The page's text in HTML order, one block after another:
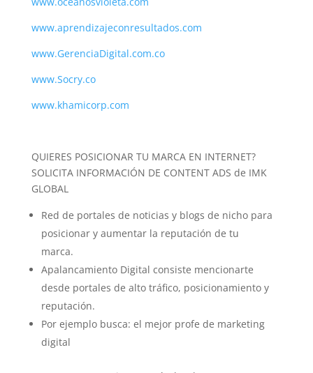
www.aprendizajeconresultados.com
www.GerenciaDigital.com.co
www.Socry.co
www.khamicorp.com
QUIERES POSICIONAR TU MARCA EN INTERNET?
SOLICITA INFORMACIÓN DE CONTENT ADS de IMK
GLOBAL
Red de portales de noticias y blogs de nicho para
posicionar y aumentar la reputación de tu
marca.
Apalancamiento Digital consiste mencionarte
desde portales de alto tráfico, posicionamiento y
reputación.
Por ejemplo busca: el mejor profe de marketing
digital